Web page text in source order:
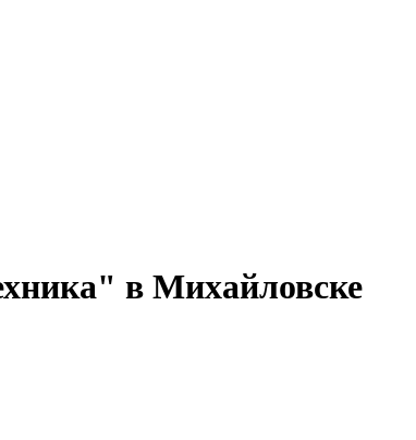
в Михайловске